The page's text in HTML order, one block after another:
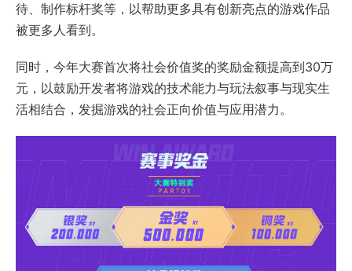
待、制作标杆奖等，以帮助更多具有创新亮点的游戏作品
被更多人看到。
同时，今年大赛首次将社会价值奖的奖励金额提高到30万
元，以鼓励开发者将游戏的技术能力与玩法叙事与现实生
活相结合，发掘游戏的社会正向价值与应用潜力。